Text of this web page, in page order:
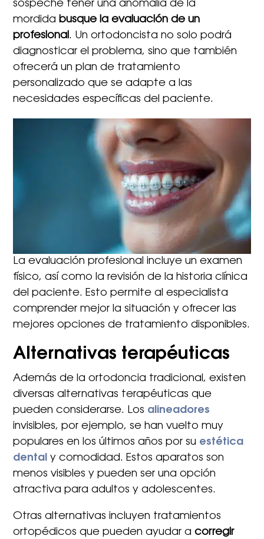
sospeche tener una anomalía de la
mordidabusque la evaluación de un
profesional. Un ortodoncista no solo podrá
diagnosticar el problema, sino que también
ofrecerá un plan de tratamiento
personalizado que se adapte a las
necesidades específicas del paciente.
La evaluación profesional incluye un examen
físico, así como la revisión de la historia clínica
del paciente. Esto permite al especialista
comprender mejor la situación y ofrecer las
mejores opciones de tratamiento disponibles.
Alternativas terapéuticas
Además de la ortodoncia tradicional, existen
diversas alternativas terapéuticas que
pueden considerarse. Los alineadores
invisibles, por ejemplo, se han vuelto muy
populares en los últimos años por su estética
dental y comodidad. Estos aparatos son
menos visibles y pueden ser una opción
atractiva para adultos y adolescentes.
Otras alternativas incluyen tratamientos
ortopédicos que pueden ayudar acorregir